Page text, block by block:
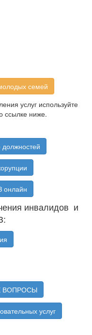
семей
услуг используйте
ссылке ниже.
онлайн
инвалидов и
ВОПРОСЫ
услуг